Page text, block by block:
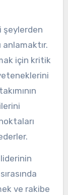
şeylerden
anlamaktır.
için kritik
ve rakibe